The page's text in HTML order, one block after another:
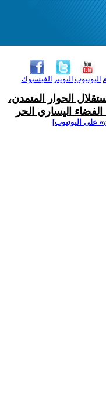
الفيسبوك التويتر اليوتيوب
الحوار المتمدن،
اليساري الحر
على اليوتيوب]